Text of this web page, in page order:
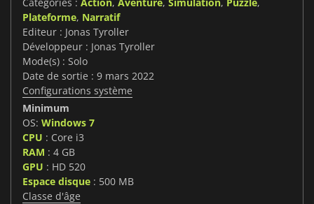
Plateforme, Narratif
Editeur : Jonas Tyroller
Développeur : Jonas Tyroller
Mode(s) : Solo
Date de sortie : 9 mars 2022
Configurations système
Minimum
OS: Windows 7
CPU : Core i3
RAM : 4 GB
GPU : HD 520
Espace disque : 500 MB
Classe d'âge